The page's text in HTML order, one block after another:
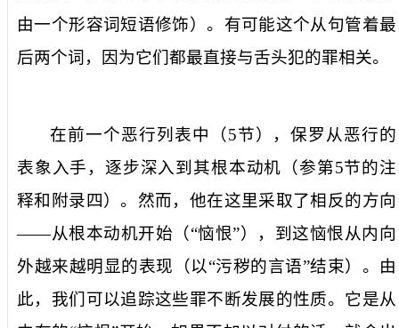
由一个形容词短语修饰）。有可能这个从句管着最
后两个词，因为它们都最直接与舌头犯的罪相关。
在前一个恶行列表中（5节），保罗从恶行的
表象入手，逐步深入到其根本动机（参第5节的注
释和附录四）。然而，他在这里采取了相反的方向
——从根本动机开始（“恼恨”），到这恼恨从内向
外越来越明显的表现（以“污秽的言语”结束）。由
此，我们可以追踪这些罪不断发展的性质。它是从